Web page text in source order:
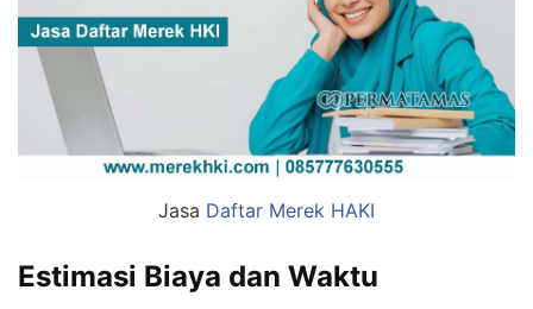
Jasa Daftar Merek HAKI
Estimasi Biaya dan Waktu